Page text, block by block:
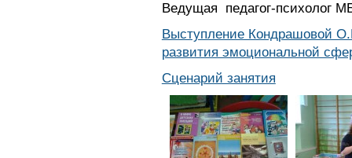
Ведущая педагог-психолог
Выступление Кондрашовой
развития эмоциональной
Сценарий занятия